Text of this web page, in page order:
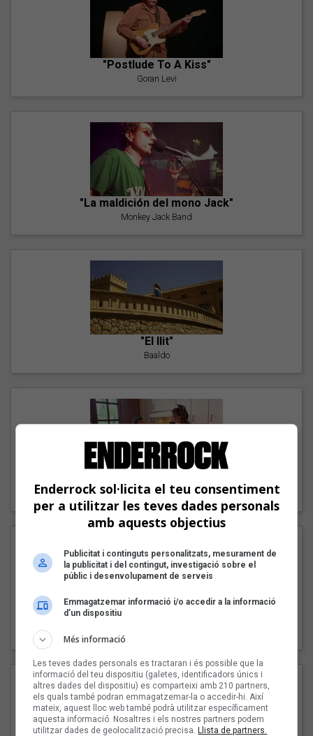
"Postlude To A Kiss"
Goran Levi
"La maldición del mono Jack"
Monkey Jack Band
"El llit"
Baaldo
Carmen y María
Enderrock sol·licita el teu consentiment
per a utilitzar les teves dades personals
amb aquests objectius
Publicitat i continguts personalitzats, mesurament de
la publicitat i del contingut, investigació sobre el
públic i desenvolupament de serveis
Emmagatzemar informació i/o accedir a la informació
d’un dispositiu
Més informació
Les teves dades personals es tractaran i és possible que la
informació del teu dispositiu (galetes, identificadors únics i
altres dades del dispositiu) es comparteixi amb 210 partners,
els quals també podran emmagatzemar-la o accedir-hi. Així
mateix, aquest lloc web també podrà utilitzar específicament
aquesta informació. Nosaltres i els nostres partners podem
utilitzar dades de geolocalització precisa.Llista de partners.